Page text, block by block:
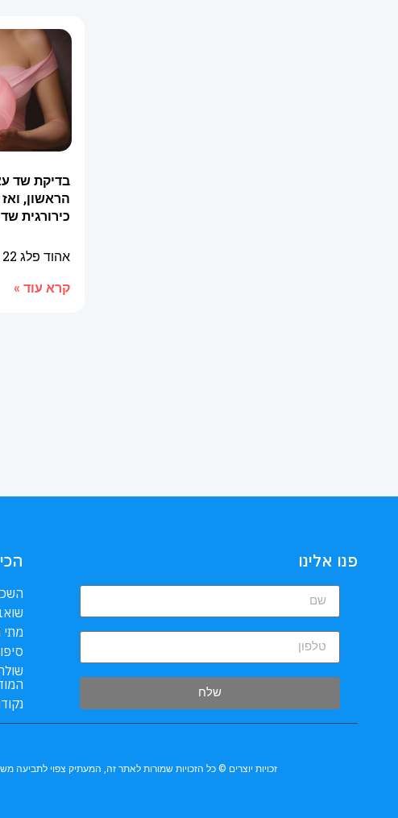
בדיקת שד
הראשון,
כירורגית שד
אהוד פלג 22 בדצמבר 2025
קרא עוד »
פנו אלינו
שלח
מתי
זכויות יוצרים © כל הזכויות שמורות לאתר זה, המעתיק צפוי